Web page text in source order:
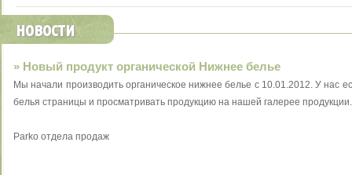
новости
» Новый продукт органической Нижнее белье
Мы начали производить органическое нижнее белье с 10.01.2012. У нас
белья страницы и просматривать продукцию на нашей галерее продукции.
Parko отдела продаж